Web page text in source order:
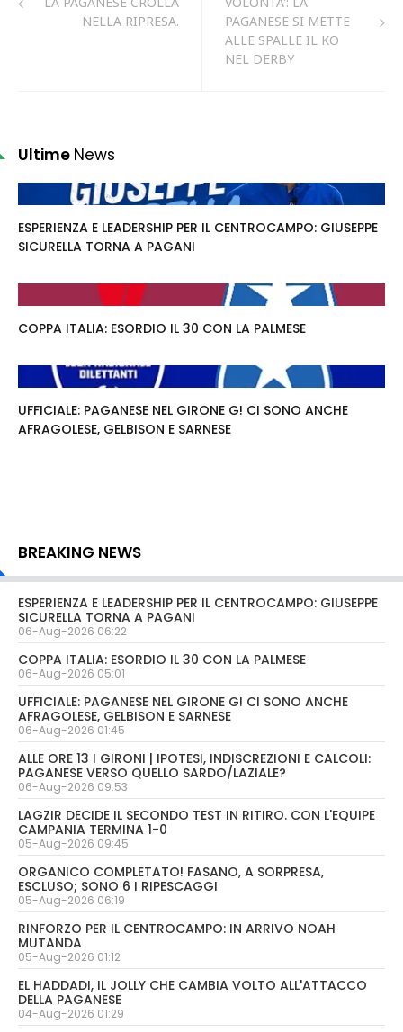
NELLA RIPRESA.
PAGANESE SI METTE
ALLE SPALLE IL KO
NEL DERBY
Ultime News
ESPERIENZA E LEADERSHIP PER IL CENTROCAMPO: GIUSEPPE
SICURELLA TORNA A PAGANI
COPPA ITALIA: ESORDIO IL 30 CON LA PALMESE
UFFICIALE: PAGANESE NEL GIRONE G! CI SONO ANCHE
AFRAGOLESE, GELBISON E SARNESE
BREAKING NEWS
ESPERIENZA E LEADERSHIP PER IL CENTROCAMPO: GIUSEPPE
SICURELLA TORNA A PAGANI
06-Aug-2026 06:22
COPPA ITALIA: ESORDIO IL 30 CON LA PALMESE
06-Aug-2026 05:01
UFFICIALE: PAGANESE NEL GIRONE G! CI SONO ANCHE
AFRAGOLESE, GELBISON E SARNESE
06-Aug-2026 01:45
ALLE ORE 13 I GIRONI | IPOTESI, INDISCREZIONI E CALCOLI:
PAGANESE VERSO QUELLO SARDO/LAZIALE?
06-Aug-2026 09:53
LAGZIR DECIDE IL SECONDO TEST IN RITIRO. CON L'EQUIPE
CAMPANIA TERMINA 1-0
05-Aug-2026 09:45
ORGANICO COMPLETATO! FASANO, A SORPRESA,
ESCLUSO; SONO 6 I RIPESCAGGI
05-Aug-2026 06:19
RINFORZO PER IL CENTROCAMPO: IN ARRIVO NOAH
MUTANDA
05-Aug-2026 01:12
EL HADDADI, IL JOLLY CHE CAMBIA VOLTO ALL'ATTACCO
DELLA PAGANESE
04-Aug-2026 01:29